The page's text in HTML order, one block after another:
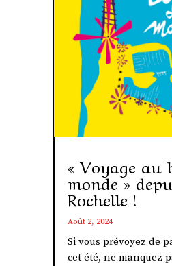
« Voyage au
monde »
Rochelle !
Août 2, 2024
Si vous prévoyez de
cet été, ne manquez